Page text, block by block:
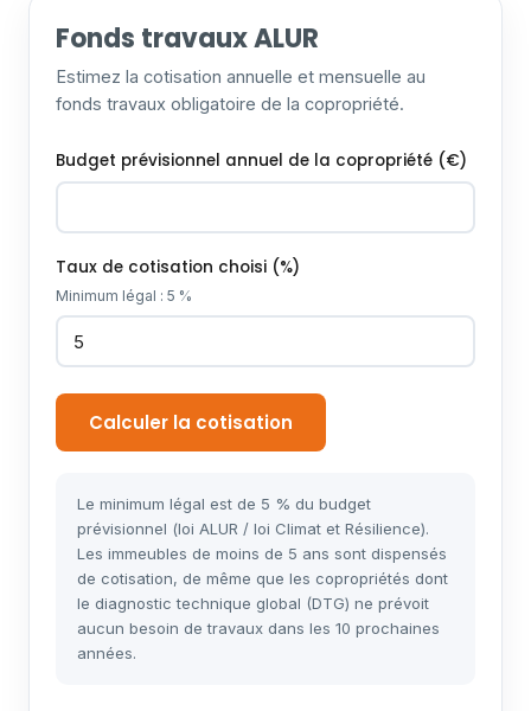
Fonds travaux ALUR
Estimez la cotisation annuelle et mensuelle au
fonds travaux obligatoire de la copropriété.
Budget prévisionnel annuel de la copropriété (€)
Taux de cotisation choisi (%)
Minimum légal : 5 %
Calculer la cotisation
Le minimum légal est de 5 % du budget
prévisionnel (loi ALUR / loi Climat et Résilience).
Les immeubles de moins de 5 ans sont dispensés
de cotisation, de même que les copropriétés dont
le diagnostic technique global (DTG) ne prévoit
aucun besoin de travaux dans les 10 prochaines
années.